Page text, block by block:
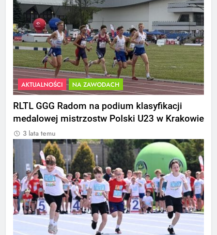
AKTUALNOŚCI NA ZAWODACH
RLTL GGG Radom na podium klasyfikacji
medalowej mistrzostw Polski U23 w Krakowie
3 lata temu